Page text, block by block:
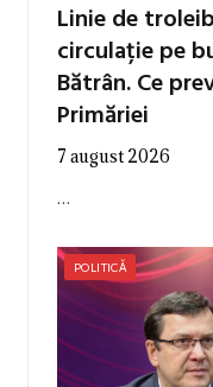
Linie de
circulație pe
Bătrân. Ce
Primăriei
7 august 2026
…
POLITICĂ